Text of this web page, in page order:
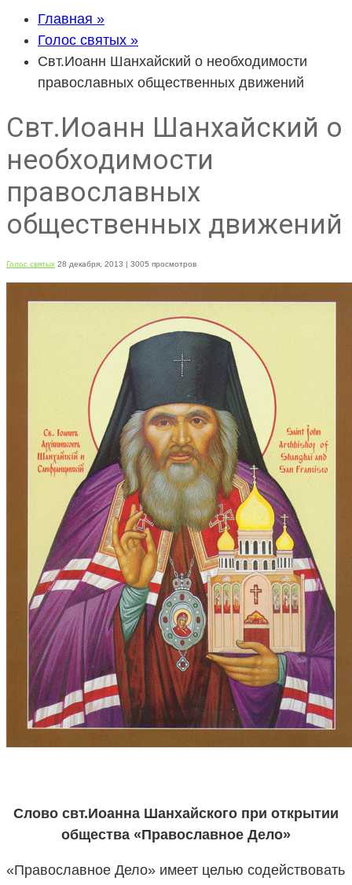
Главная »
Голос святых »
Свт.Иоанн Шанхайский о необходимости
православных общественных движений
Свт.Иоанн Шанхайский о
необходимости
православных
общественных движений
Голос святых 28 декабря, 2013 | 3005 просмотров
Слово свт.Иоанна Шанхайского при открытии
общества «Православное Дело»
«Православное Дело» имеет целью содействовать